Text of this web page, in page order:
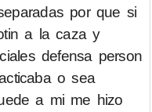
por que si
a la caza y
defensa person
o sea
a mi me hizo